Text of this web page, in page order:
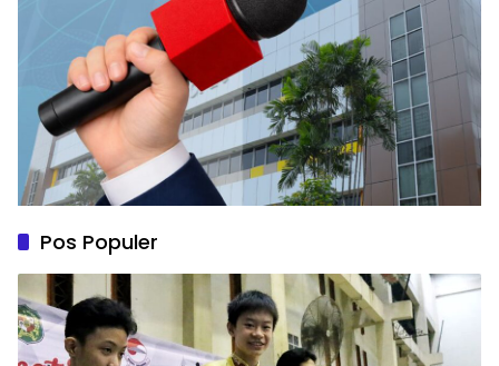
Pos Populer